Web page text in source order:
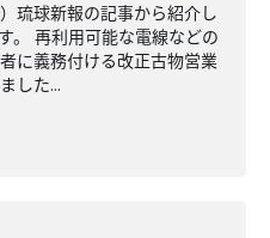
琉球新報の記事から紹介し
。 再利用可能な電線などの
に義務付ける改正古物営業
した...